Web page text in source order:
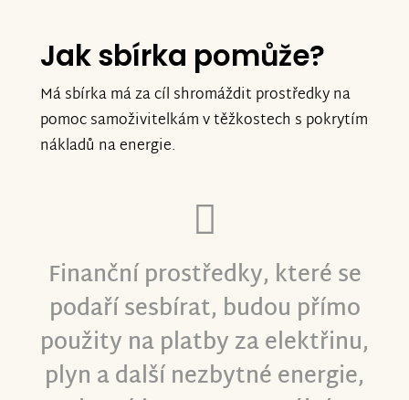
Jak sbírka pomůže?
Má sbírka má za cíl shromáždit prostředky na
pomoc samoživitelkám v těžkostech s pokrytím
nákladů na energie.
Finanční prostředky, které se
podaří sesbírat, budou přímo
použity na platby za elektřinu,
plyn a další nezbytné energie,